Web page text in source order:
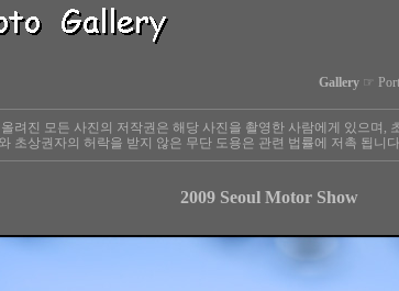
Gallery☞
려진 모든 사진의 저작권은 해당 사진을 촬영한 사람에게 있으며,
초상권자의 허락을 받지 않은 무단 도용은 관련 법률에 저촉 됩니
2009 Seoul Motor Show